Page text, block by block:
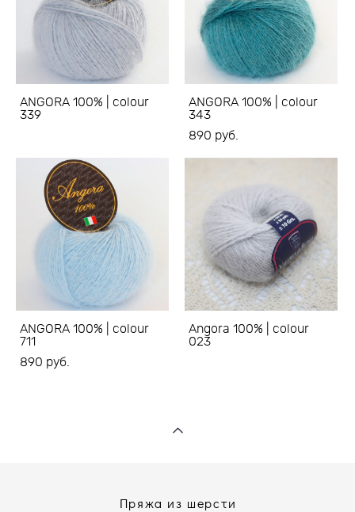
ANGORA 100% | colour
339
ANGORA 100% | colour
343
890 pуб.
ANGORA 100% | colour
711
890 pуб.
Angora 100% | colour
023
Пряжа из шерсти